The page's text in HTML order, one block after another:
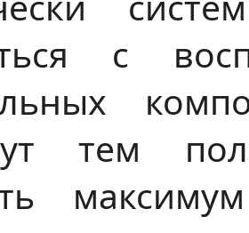
с
тем